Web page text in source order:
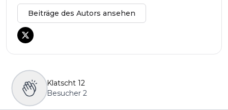
Beiträge des Autors ansehen
Klatscht 12
Besucher 2